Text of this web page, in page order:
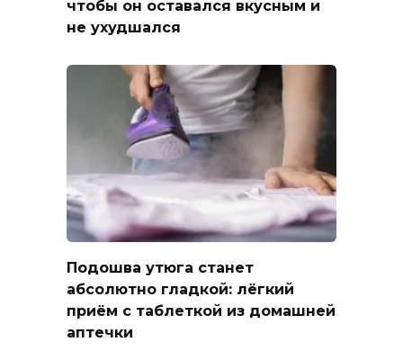
чтобы он оставался вкусным и
не ухудшался
Подошва утюга станет
абсолютно гладкой: лёгкий
приём с таблеткой из домашней
аптечки